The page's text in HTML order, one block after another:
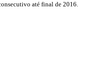
até final de 2016.